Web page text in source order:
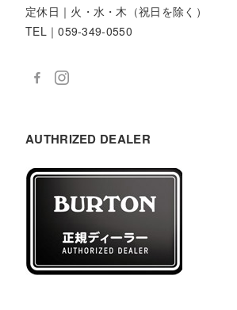
定休日｜火・水・木（祝日を除く）
TEL｜059-349-0550
AUTHRIZED DEALER